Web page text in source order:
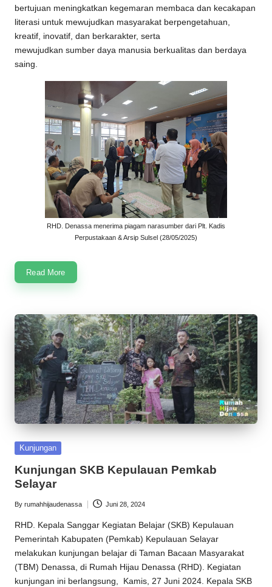
bertujuan meningkatkan kegemaran membaca dan kecakapan
literasi untuk mewujudkan masyarakat berpengetahuan,
kreatif, inovatif, dan berkarakter, serta
mewujudkan sumber daya manusia berkualitas dan berdaya
saing.
RHD. Denassa menerima piagam narasumber dari Plt. Kadis
Perpustakaan & Arsip Sulsel (28/05/2025)
Read More
Posted
Kunjungan
Kunjungan SKB Kepulauan Pemkab
Selayar
Posted
by
By rumahhijaudenassa Juni 28, 2024
RHD. Kepala Sanggar Kegiatan Belajar (SKB) Kepulauan
Pemerintah Kabupaten (Pemkab) Kepulauan Selayar
melakukan kunjungan belajar di Taman Bacaan Masyarakat
(TBM) Denassa, di Rumah Hijau Denassa (RHD). Kegiatan
kunjungan ini berlangsung, Kamis, 27 Juni 2024. Kepala SKB